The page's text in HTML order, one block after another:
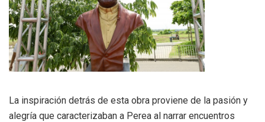
La inspiración detrás de esta obra proviene de la pasión y
alegría que caracterizaban a Perea al narrar encuentros